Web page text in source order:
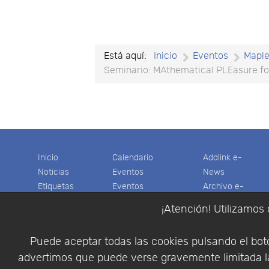
¡Atención!
Puede aceptar todas las cookies pulsando el
advertimos que puede verse gravemente limitada
Está aquí: Inicio Eventos
Maple
Seminario: MAthematical PLEasure
Inicio
Noticias
Etiquetas
Cesta
Calendario
Eventos
Eventos
Colaboradores
Descargas
Videos
Addlink e-
News
Archivo e-
Software
Multifisica.com
Síganos